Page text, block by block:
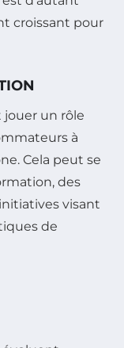
croissant pour
un rôle
à
Cela peut se
des
visant
de